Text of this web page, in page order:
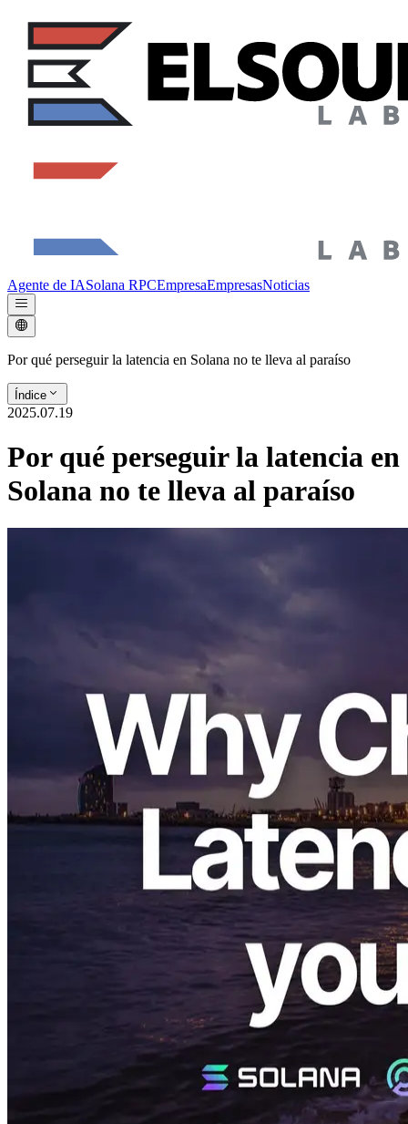
Agente de IASolana RPCEmpresaEmpresasNoticias
Por qué perseguir la latencia en Solana no te lleva al paraíso
Índice
2025.07.19
Por qué perseguir la latencia en
Solana no te lleva al paraíso
ERPC está agradecido por el fuerte soporte recibido de muchos
comerciantes de alta frecuencia Solana, y abordamos regularmente
numerosas consultas técnicas cada día. Recientemente, ha habido
una creciente demanda de asesoramiento sobre cómo optimizar
técnicamente la velocidad comercial.
Aunque nosotros mismos no somos comerciantes, pero los
desarrolladores de software, las frecuentes consultas sobre el logro
de cero bloque (0 bloques) o retrasos dentro de aproximadamente
400ms han puesto de relieve ideas técnicas críticas.
En este artículo, aclaramos una concepción errónea común:
centrarse excesivamente en los tiempos de ping, transmitir latencia y
las cifras medias de latencia no necesariamente conducen al
El tiempo de Ping es simplemente un
Primero recaptemos lo que significa el ping. Ping es la velocidad de
comunicación ideal, representando distancia de red simple o latencia